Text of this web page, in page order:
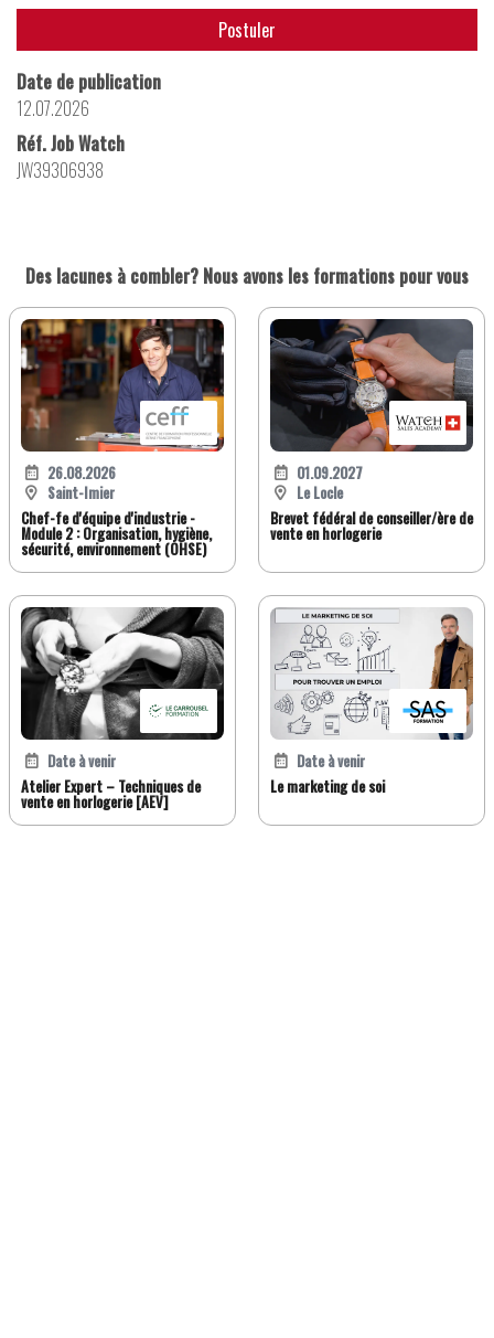
Postuler
Date de publication
12.07.2026
Réf. Job Watch
JW39306938
Des lacunes à combler? Nous avons les formations pour vous
26.08.2026
Saint-Imier
Chef-fe d'équipe d'industrie -
Module 2 : Organisation, hygiène,
sécurité, environnement (OHSE)
01.09.2027
Le Locle
Brevet fédéral de conseiller/ère de
vente en horlogerie
Date à venir
Atelier Expert – Techniques de
vente en horlogerie [AEV]
Date à venir
Le marketing de soi